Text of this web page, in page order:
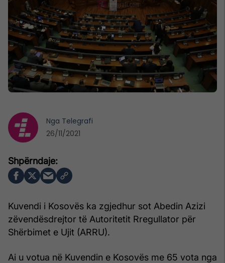
Kuvendi i Kosovës ka zgjedhur sot Abedin Azizi
zëvendësdrejtor të Autoritetit Rregullator për
Shërbimet e Ujit (ARRU).
Ai u votua në Kuvendin e Kosovës me 65 vota nga
Nga Telegrafi
26/11/2021